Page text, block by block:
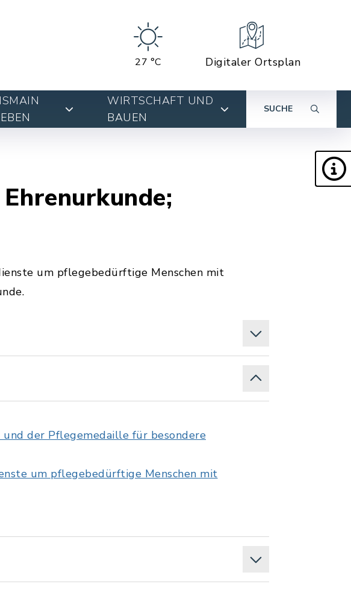
27 °C Digitaler Ortsplan
WIRTSCHAFT UND
BAUEN
SUCHE
um pflegebedürftige Menschen mit
und der Pflegemedaille für besondere
um pflegebedürftige Menschen mit